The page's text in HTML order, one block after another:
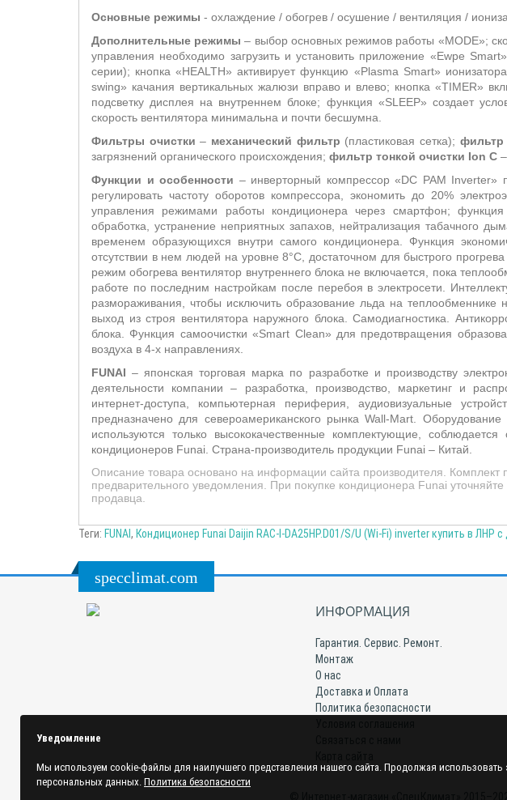
Основные режимы - охлаждение / обогрев / осушение / вентиляция /
Дополнительные режимы – выбор основных режимов работы «MODE»;
управления необходимо загрузить и установить приложение «Ewpe Smart
серии); кнопка «HEALTH» активирует функцию «Plasma Smart»
swing» качания вертикальных жалюзи вправо и влево; кнопка«TIMER»
подсветку дисплея на внутреннем блоке; функция «SLEEP» создает
скорость вентилятора минимальна и почти бесшумна.
Фильтры очистки – механический фильтр (пластиковая сетка); фильтр
загрязнений органического происхождения; фильтр тонкой очистки Ion C
Функции и особенности – инверторный компрессор «DC PAM Inverter»
регулировать частоту оборотов компрессора, экономить до 20%
управления режимами работы кондиционера через смартфон;
обработка, устранение неприятных запахов, нейтрализация табачного
временем образующихся внутри самого кондиционера. Функция
отсутствии в нем людей на уровне 8°С, достаточном для быстрого
режим обогрева вентилятор внутреннего блока не включается, пока
работе по последним настройкам после перебоя в электросети.
размораживания, чтобы исключить образование льда на теплообменнике
выход из строя вентилятора наружного блока. Самодиагностика.
блока. Функция самоочистки «Smart Clean» для предотвращения
воздуха в 4-х направлениях.
FUNAI – японская торговая марка по разработке и производству
деятельности компании – разработка, производство, маркетинг и
интернет-доступа, компьютерная периферия, аудиовизуальные
предназначено для североамериканского рынка Wall-Mart. Оборудование
используются только высококачественные комплектующие,
кондиционеров Funai Страна-производитель продукции Funai – Китай.
Описание товара основано на информации сайта производителя. Комплект
предварительного уведомления. При покупке кондиционера Funai
продавца.
Теги: FUNAI, Кондиционер Funai Daijin RAC-I-DA25HP.D01/S/U (Wi-Fi) inverter купить в ЛНР
specclimat.com
ИНФОРМАЦИЯ
Гарантия. Сервис. Ремонт.
Монтаж
О нас
Доставка и Оплата
Политика безопасности
Уведомление
Мы используем cookie-файлы для наилучшего представления нашего сайта. Продолжая
персональных данных. Политика безопасности